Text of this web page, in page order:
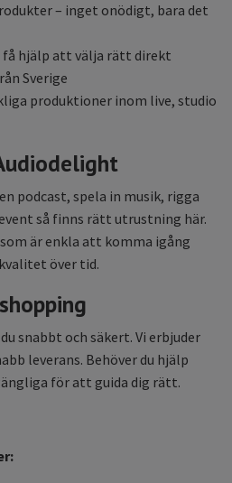
– inget onödigt, bara det
få hjälp att välja rätt direkt
Sverige
produktioner inom live, studio
podcast, spela in musik, rigga
så finns rätt utrustning här.
är enkla att komma igång
över tid.
snabbt och säkert. Vi erbjuder
leverans. Behöver du hjälp
för att guida dig rätt.